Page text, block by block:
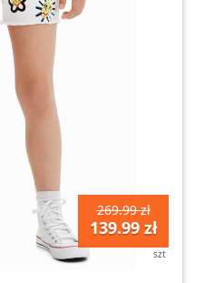
269.99 zł
139.99 zł
szt